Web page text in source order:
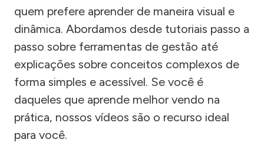
quem prefere aprender de maneira visual e
dinâmica. Abordamos desde tutoriais passo a
passo sobre ferramentas de gestão até
explicações sobre conceitos complexos de
forma simples e acessível. Se você é
daqueles que aprende melhor vendo na
prática, nossos vídeos são o recurso ideal
para você.